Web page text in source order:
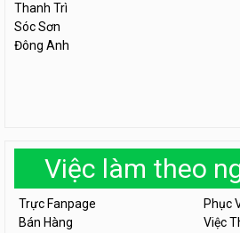
Thanh Trì
Sóc Sơn
Đông Anh
Việc làm theo
Trực Fanpage
Phục
Bán Hàng
Việc